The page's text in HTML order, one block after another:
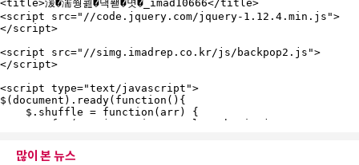
많이 본 뉴스